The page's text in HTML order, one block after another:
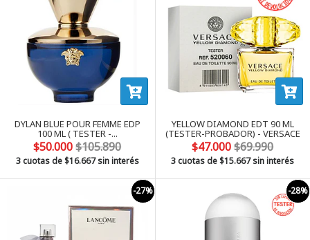
DYLAN BLUE POUR FEMME EDP
100 ML ( TESTER -...
$50.000$105.890
3 cuotas de$16.667sin interés
YELLOW DIAMOND EDT 90 ML
(TESTER-PROBADOR) - VERSACE
$47.000$69.990
3 cuotas de$15.667sin interés
-27% -28%